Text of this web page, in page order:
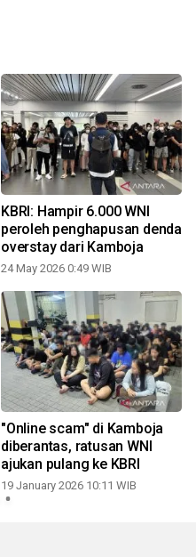
KBRI: Hampir 6.000 WNI
peroleh penghapusan denda
overstay dari Kamboja
24 May 2026 0:49 WIB
"Online scam" di Kamboja
diberantas, ratusan WNI
ajukan pulang ke KBRI
19 January 2026 10:11 WIB